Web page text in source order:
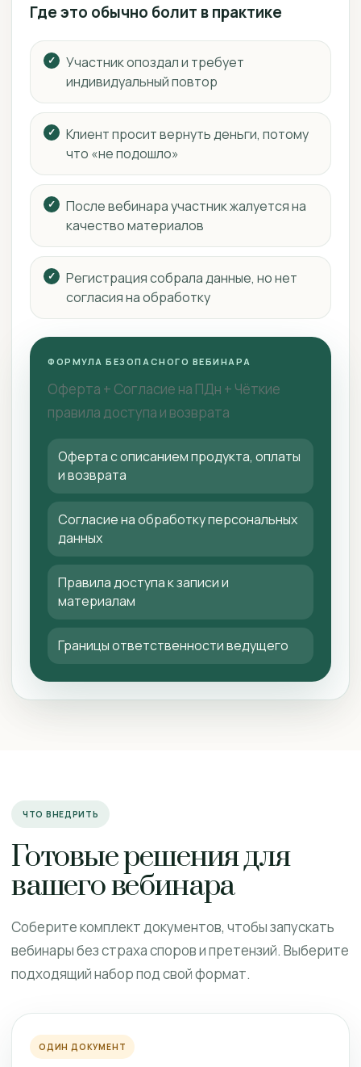
Где это обычно болит в практике
Участник опоздал и требует
индивидуальный повтор
Клиент просит вернуть деньги, потому
что «не подошло»
После вебинара участник жалуется на
качество материалов
Регистрация собрала данные, но нет
согласия на обработку
ФОРМУЛА БЕЗОПАСНОГО ВЕБИНАРА
Оферта + Согласие на ПДн + Чёткие
правила доступа и возврата
Оферта с описанием продукта, оплаты
и возврата
Согласие на обработку персональных
данных
Правила доступа к записи и
материалам
Границы ответственности ведущего
ЧТО ВНЕДРИТЬ
Готовые решения для
вашего вебинара
Соберите комплект документов, чтобы запускать
вебинары без страха споров и претензий. Выберите
подходящий набор под свой формат.
ОДИН ДОКУМЕНТ